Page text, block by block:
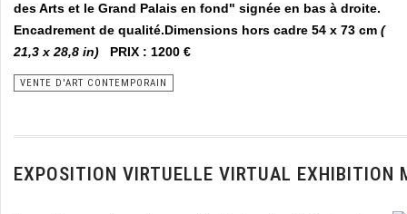
des Arts et le Grand Palais en fond" signée en bas à droite.
Encadrement de qualité.Dimensions hors cadre 54 x 73 cm(
21,3 x 28,8 in) PRIX : 1200 €
VENTE D'ART CONTEMPORAIN
EXPOSITION VIRTUELLE VIRTUAL